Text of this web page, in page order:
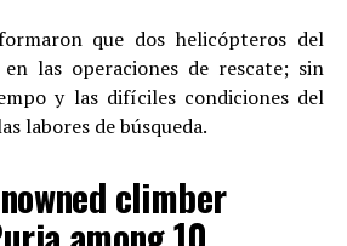
que dos helicópteros del
las operaciones de rescate; sin
y las difíciles condiciones del
labores de búsqueda.
climber